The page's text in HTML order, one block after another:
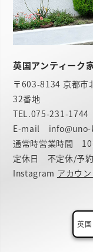
英国アンティーク
〒603-8134 京都市
32番地
TEL.075-231-1744
E-mail info@uno-
通常時営業時間
定休日 不定休/予
Instagram アカウン
英